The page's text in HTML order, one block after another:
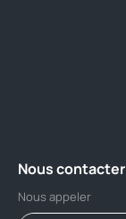
Nous contacter
Nous appeler